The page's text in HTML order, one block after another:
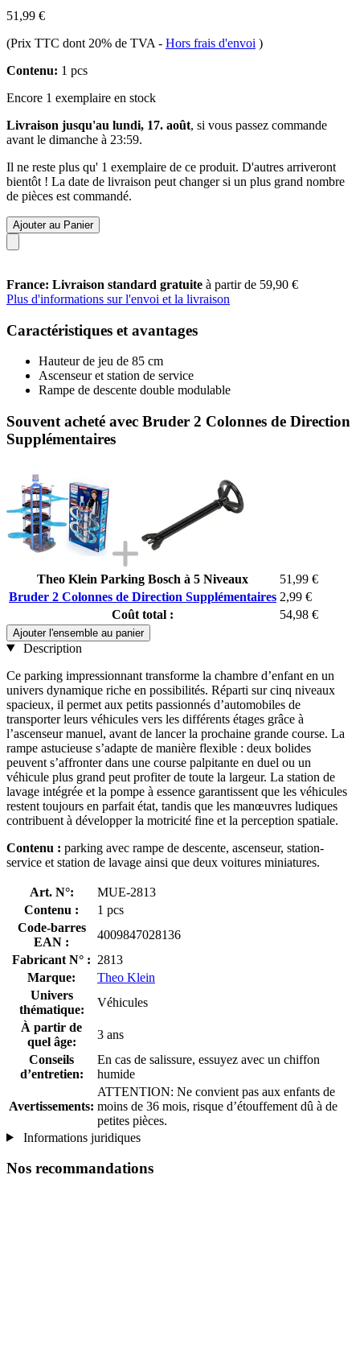
51,99 €
(Prix TTC dont 20% de TVA - Hors frais d'envoi )
Contenu: 1 pcs
Encore 1 exemplaire en stock
Livraison jusqu'au lundi, 17. août, si vous passez commande
avant le dimanche à 23:59.
Il ne reste plus qu' 1 exemplaire de ce produit. D'autres arriveront
bientôt ! La date de livraison peut changer si un plus grand nombre
de pièces est commandé.
Ajouter au Panier
France: Livraison standard gratuite à partir de 59,90 €
Plus d'informations sur l'envoi et la livraison
Caractéristiques et avantages
Hauteur de jeu de 85 cm
Ascenseur et station de service
Rampe de descente double modulable
Souvent acheté avec Bruder 2 Colonnes de Direction
Supplémentaires
Theo Klein Parking Bosch à 5 Niveaux
51,99 €
Bruder 2 Colonnes de Direction Supplémentaires 2,99 €
Coût total :
54,98 €
Ajouter l'ensemble au panier
Description
Ce parking impressionnant transforme la chambre d’enfant en un
univers dynamique riche en possibilités. Réparti sur cinq niveaux
spacieux, il permet aux petits passionnés d’automobiles de
transporter leurs véhicules vers les différents étages grâce à
l’ascenseur manuel, avant de lancer la prochaine grande course. La
rampe astucieuse s’adapte de manière flexible : deux bolides
peuvent s’affronter dans une course palpitante en duel ou un
véhicule plus grand peut profiter de toute la largeur. La station de
lavage intégrée et la pompe à essence garantissent que les véhicules
restent toujours en parfait état, tandis que les manœuvres ludiques
contribuent à développer la motricité fine et la perception spatiale.
Contenu : parking avec rampe de descente, ascenseur, station-
service et station de lavage ainsi que deux voitures miniatures.
Art. N°:
MUE-2813
Contenu :
1 pcs
Code-barres
EAN :
4009847028136
Fabricant N° : 2813
Marque:
Theo Klein
Univers
thématique:
Véhicules
À partir de
quel âge:
3 ans
Conseils
d’entretien:
En cas de salissure, essuyez avec un chiffon
humide
Avertissements:
ATTENTION: Ne convient pas aux enfants de
moins de 36 mois, risque d’étouffement dû à de
petites pièces.
Informations juridiques
Nos recommandations